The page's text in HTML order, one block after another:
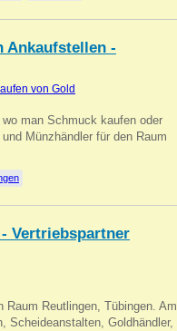
Ankaufstellen -
von Gold
man Schmuck kaufen oder
Münzhändler für den Raum
Vertriebspartner
Raum Reutlingen, Tübingen. Am
Scheideanstalten, Goldhändler,